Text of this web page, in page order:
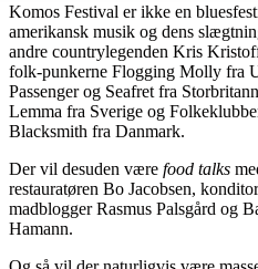
Komos Festival er ikke en
amerikansk musik og dens
andre countrylegenden Kris
folk-punkerne Flogging Molly fra
Passenger og Seafret fra
Lemma fra Sverige og
Blacksmith fra Danmark.
Der vil desuden være food talks
restauratøren Bo Jacobsen,
madblogger Rasmus Palsgård og
Hamann.